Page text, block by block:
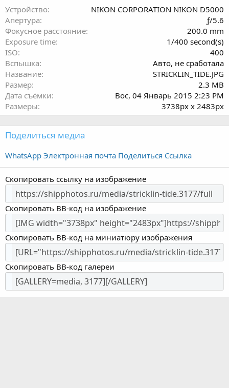
з
ё
з
Устройство
NIKON CORPORATION NIKON D5000
Апертура
ƒ/5.6
Фокусное расстояние
200.0 mm
Exposure time
1/400 second(s)
ISO
400
Вспышка
Авто, не сработала
Название
STRICKLIN_TIDE.JPG
Размер
2.3 MB
Дата съёмки
Вос, 04 Январь 2015 2:23 PM
Размеры
3738px x 2483px
Поделиться медиа
WhatsApp Электронная почта Поделиться Ссылка
Скопировать ссылку на изображение
Скопировать BB-код на изображение
Скопировать BB-код на миниатюру изображения
Скопировать BB-код галереи